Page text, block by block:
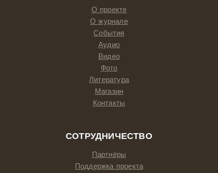
О проекте
О журнале
События
Аудио
Видео
Фото
Литература
Магазин
Контакты
СОТРУДНИЧЕСТВО
Партнёры
Поддержка проекта